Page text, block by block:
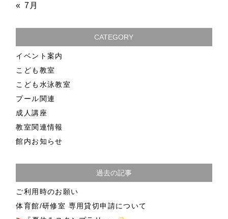
« 7月
CATEGORY
イベント案内
こども教室
こども水泳教室
プール関連
成人講座
教室関連情報
館内お知らせ
過去の記事
ご利用時のお願い
体育館/研修室 専用貸切申請について